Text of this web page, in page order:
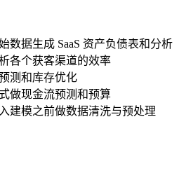
数据生成 SaaS 资产负债表和分析
各个获客渠道的效率
测和库存优化
做现金流预测和预算
建模之前做数据清洗与预处理